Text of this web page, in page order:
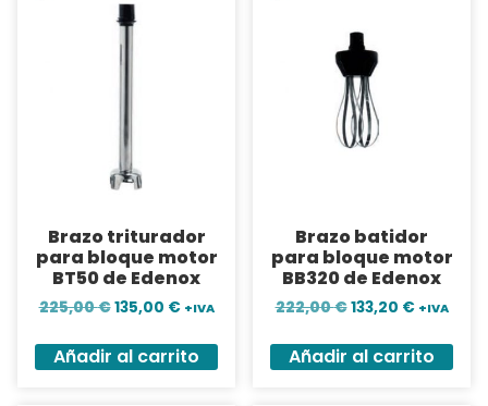
Brazo triturador
para bloque motor
BT50 de Edenox
225,00€135,00 € +IVA
Añadir al carrito
Brazo batidor
para bloque motor
BB320 de Edenox
222,00€133,20 € +IVA
Añadir al carrito